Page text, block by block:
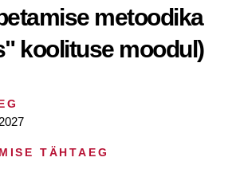
metoodika
koolituse moodul)
TÄHTAEG